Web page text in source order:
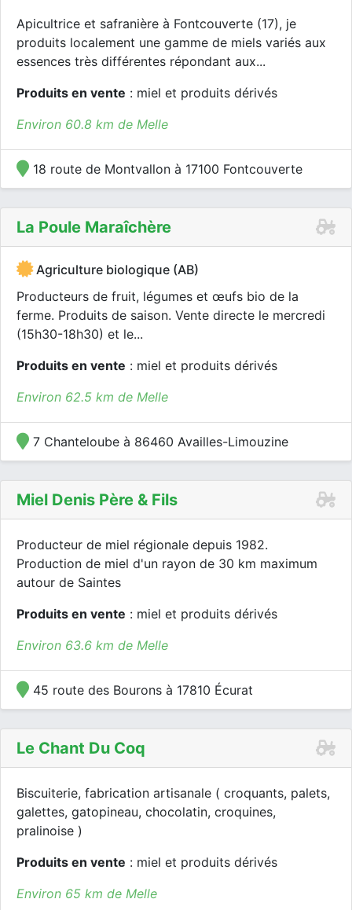
Apicultrice et safranière à Fontcouverte (17), je
produits localement une gamme de miels variés aux
essences très différentes répondant aux...
Produits en vente : miel et produits dérivés
Environ 60.8 km de Melle
18 route de Montvallon à 17100 Fontcouverte
La Poule Maraîchère
Agriculture biologique (AB)
Producteurs de fruit, légumes et œufs bio de la
ferme. Produits de saison. Vente directe le mercredi
(15h30-18h30) et le...
Produits en vente : miel et produits dérivés
Environ 62.5 km de Melle
7 Chanteloube à 86460 Availles-Limouzine
Miel Denis Père & Fils
Producteur de miel régionale depuis 1982.
Production de miel d'un rayon de 30 km maximum
autour de Saintes
Produits en vente : miel et produits dérivés
Environ 63.6 km de Melle
45 route des Bourons à 17810 Écurat
Le Chant Du Coq
Biscuiterie, fabrication artisanale ( croquants, palets,
galettes, gatopineau, chocolatin, croquines,
pralinoise )
Produits en vente : miel et produits dérivés
Environ 65 km de Melle